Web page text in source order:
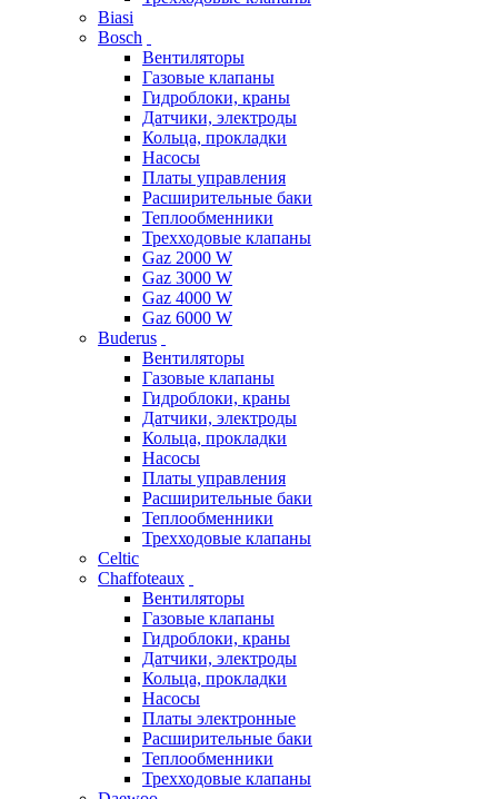
Biasi
Bosch
Вентиляторы
Газовые клапаны
Гидроблоки, краны
Датчики, электроды
Кольца, прокладки
Насосы
Платы управления
Расширительные баки
Теплообменники
Трехходовые клапаны
Gaz 2000 W
Gaz 3000 W
Gaz 4000 W
Gaz 6000 W
Buderus
Вентиляторы
Газовые клапаны
Гидроблоки, краны
Датчики, электроды
Кольца, прокладки
Насосы
Платы управления
Расширительные баки
Теплообменники
Трехходовые клапаны
Celtic
Chaffoteaux
Вентиляторы
Газовые клапаны
Гидроблоки, краны
Датчики, электроды
Кольца, прокладки
Насосы
Платы электронные
Расширительные баки
Теплообменники
Трехходовые клапаны